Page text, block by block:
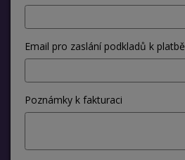
Email pro zaslání podkladů k platbě
Poznámky k fakturaci